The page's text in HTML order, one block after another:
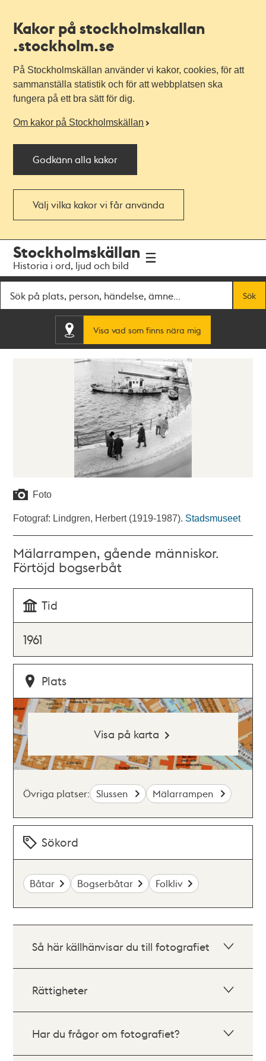
Kakor på stockholmskallan
.stockholm.se
På Stockholmskällan använder vi kakor, cookies, för att
sammanställa statistik och för att webbplatsen ska
fungera på ett bra sätt för dig.
Om kakor på Stockholmskällan
Godkänn alla kakor
Välj vilka kakor vi får använda
navigationen
huvudinnehållet
Stockholmskällan
Historia i ord, ljud och bild
Sök
Visa vad som finns nära mig
Foto
Fotograf: Lindgren, Herbert (1919-1987). Stadsmuseet
Mälarrampen, gående människor.
Förtöjd bogserbåt
Tid
1961
Plats
Visa på karta
Övriga platser: Slussen Mälarrampen
Sökord
Båtar Bogserbåtar Folkliv
Så här källhänvisar du till fotografiet
Rättigheter
Har du frågor om fotografiet?